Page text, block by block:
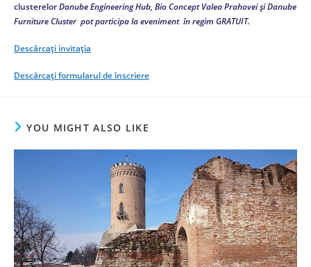
clusterelorDanube Engineering Hub, Bio Concept Valea Prahovei și Danube
Furniture Cluster pot participa la eveniment în regim GRATUIT.
Descărcați invitația
Descărcați formularul de înscriere
YOU MIGHT ALSO LIKE